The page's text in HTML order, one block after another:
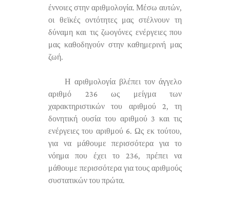
έννοιες στην αριθμολογία. Μέσω αυτών,
οι θεϊκές οντότητες μας στέλνουν τη
δύναμη και τις ζωογόνες ενέργειες που
μας καθοδηγούν στην καθημερινή μας
ζωή.
Η αριθμολογία βλέπει τον άγγελο
αριθμό 236 ως μείγμα των
χαρακτηριστικών του αριθμού 2, τη
δονητική ουσία του αριθμού 3 και τις
ενέργειες του αριθμού 6. Ως εκ τούτου,
για να μάθουμε περισσότερα για το
νόημα που έχει το 236, πρέπει να
μάθουμε περισσότερα για τους αριθμούς
συστατικών του πρώτα.